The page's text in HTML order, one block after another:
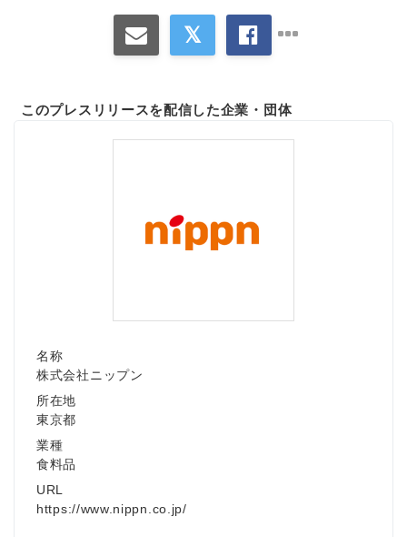
このプレスリリースを配信した企業・団体
名称
株式会社ニップン
所在地
東京都
業種
食料品
URL
https://www.nippn.co.jp/